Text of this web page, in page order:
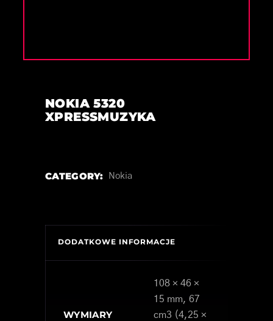
NOKIA 5320
XPRESSMUZYKA
CATEGORY: Nokia
DODATKOWE INFORMACJE
WYMIARY
108 × 46 ×
15 mm, 67
cm3 (4,25 ×